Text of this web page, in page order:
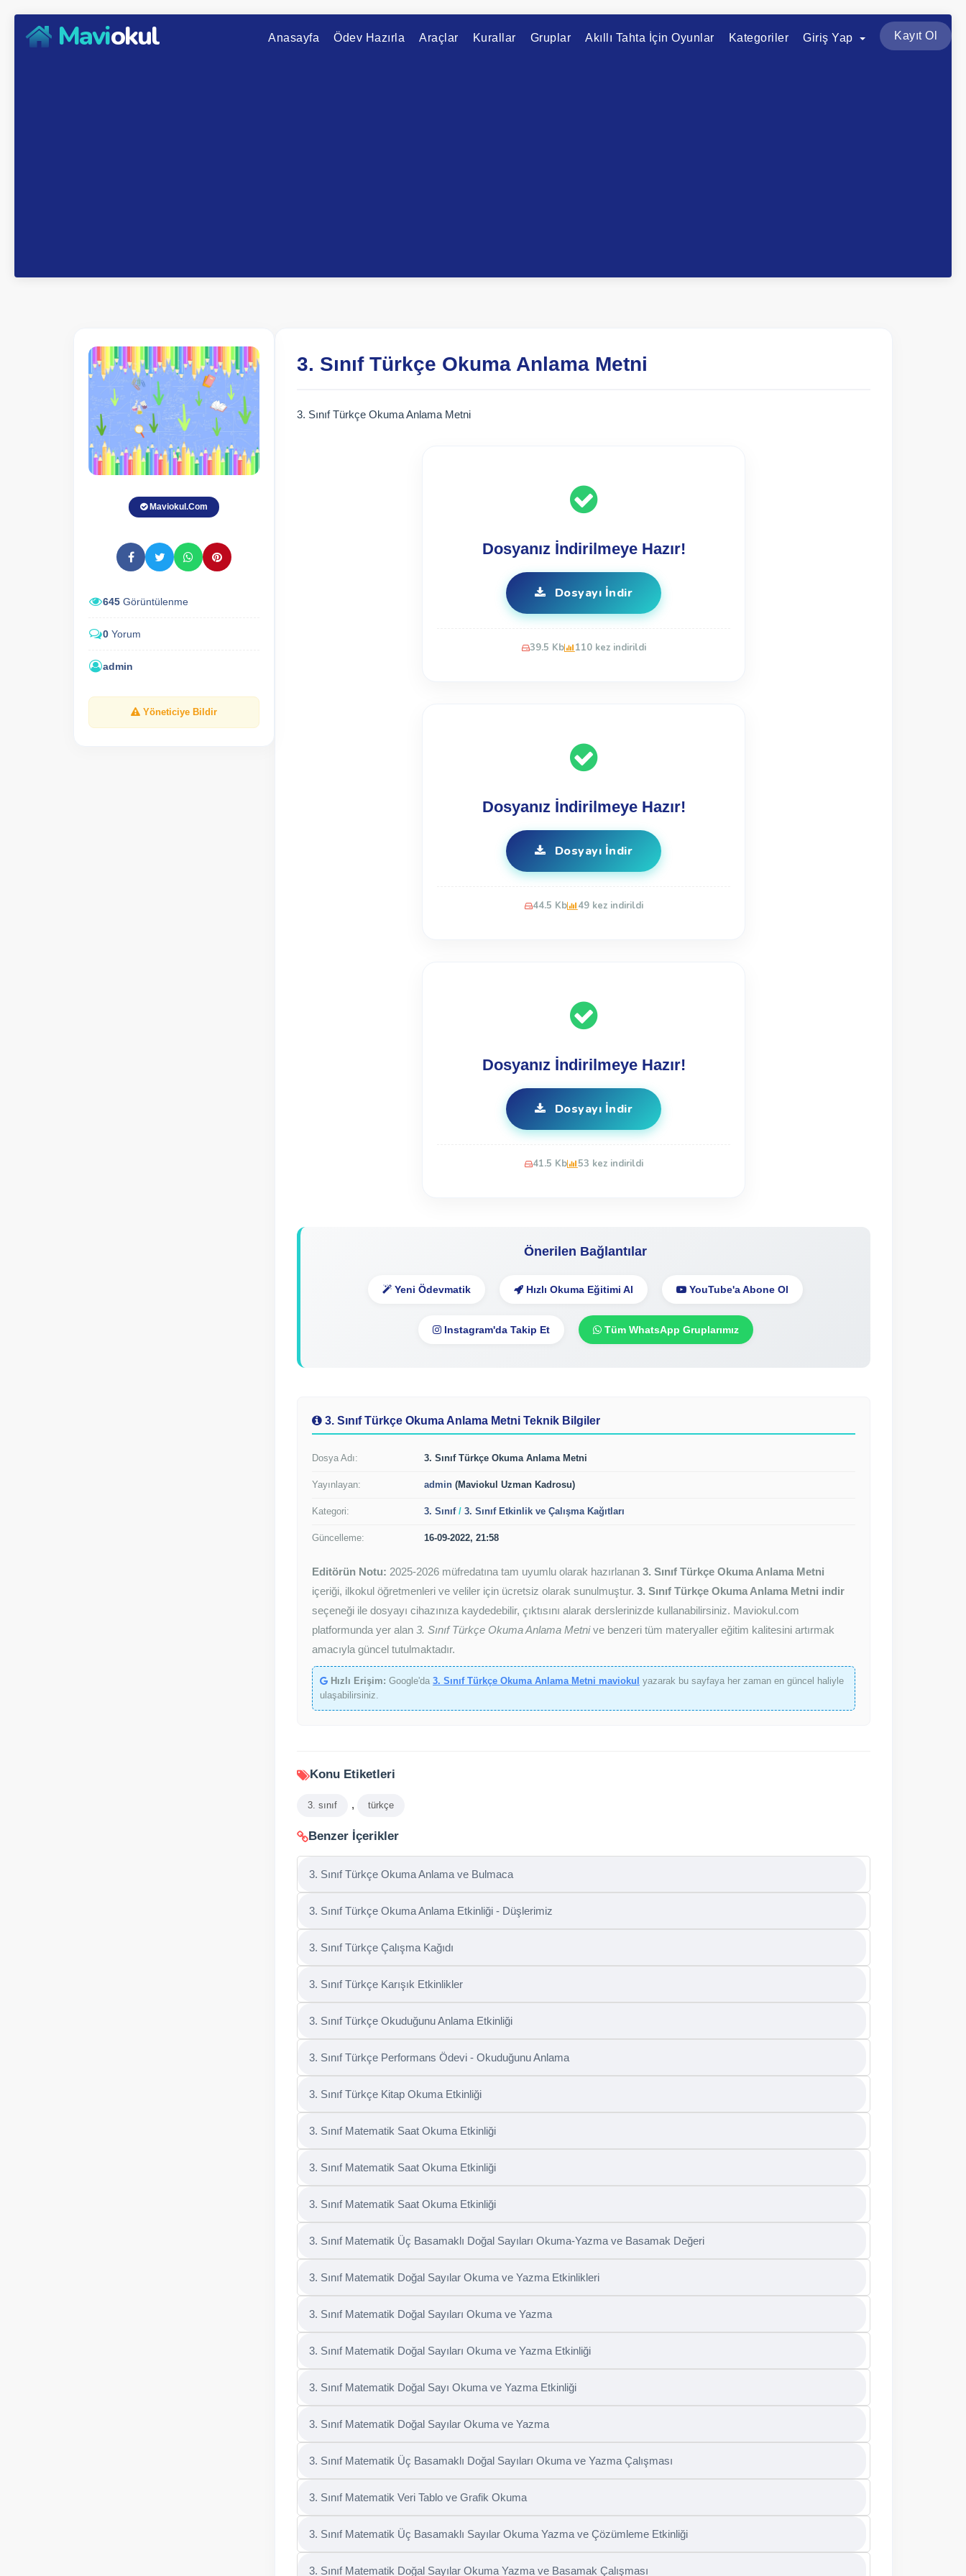
Maviokul Anasayfa Ödev Hazırla Araçlar Kurallar Gruplar Akıllı Tahta İçin Oyunlar Kategoriler Giriş Yap Kayıt Ol
Maviokul.Com
645 Görüntülenme
0 Yorum
admin
Yöneticiye Bildir
3. Sınıf Türkçe Okuma Anlama Metni
3. Sınıf Türkçe Okuma Anlama Metni
Dosyanız İndirilmeye Hazır!
Dosyayı İndir
39.5 Kb 110 kez indirildi
Dosyanız İndirilmeye Hazır!
Dosyayı İndir
44.5 Kb 49 kez indirildi
Dosyanız İndirilmeye Hazır!
Dosyayı İndir
41.5 Kb 53 kez indirildi
Önerilen Bağlantılar
Yeni Ödevmatik Hızlı Okuma Eğitimi Al YouTube'a Abone Ol
Instagram'da Takip Et Tüm WhatsApp Gruplarımız
3. Sınıf Türkçe Okuma Anlama Metni Teknik Bilgiler
Dosya Adı: 3. Sınıf Türkçe Okuma Anlama Metni
Yayınlayan: admin (Maviokul Uzman Kadrosu)
Kategori: 3. Sınıf/ 3. Sınıf Etkinlik ve Çalışma Kağıtları
Güncelleme: 16-09-2022, 21:58
Editörün Notu: 2025-2026 müfredatına tam uyumlu olarak hazırlanan 3. Sınıf Türkçe Okuma Anlama Metni
içeriği, ilkokul öğretmenleri ve veliler için ücretsiz olarak sunulmuştur. 3. Sınıf Türkçe Okuma Anlama Metni indir
seçeneği ile dosyayı cihazınıza kaydedebilir, çıktısını alarak derslerinizde kullanabilirsiniz. Maviokul.com
platformunda yer alan 3. Sınıf Türkçe Okuma Anlama Metnive benzeri tüm materyaller eğitim kalitesini artırmak
amacıyla güncel tutulmaktadır.
Hızlı Erişim: Google'da 3. Sınıf Türkçe Okuma Anlama Metni maviokul yazarak bu sayfaya her zaman en güncel haliyle
ulaşabilirsiniz.
Konu Etiketleri
3. sınıf , türkçe
Benzer İçerikler
3. Sınıf Türkçe Okuma Anlama ve Bulmaca
3. Sınıf Türkçe Okuma Anlama Etkinliği - Düşlerimiz
3. Sınıf Türkçe Çalışma Kağıdı
3. Sınıf Türkçe Karışık Etkinlikler
3. Sınıf Türkçe Okuduğunu Anlama Etkinliği
3. Sınıf Türkçe Performans Ödevi - Okuduğunu Anlama
3. Sınıf Türkçe Kitap Okuma Etkinliği
3. Sınıf Matematik Saat Okuma Etkinliği
3. Sınıf Matematik Saat Okuma Etkinliği
3. Sınıf Matematik Saat Okuma Etkinliği
3. Sınıf Matematik Üç Basamaklı Doğal Sayıları Okuma-Yazma ve Basamak Değeri
3. Sınıf Matematik Doğal Sayılar Okuma ve Yazma Etkinlikleri
3. Sınıf Matematik Doğal Sayıları Okuma ve Yazma
3. Sınıf Matematik Doğal Sayıları Okuma ve Yazma Etkinliği
3. Sınıf Matematik Doğal Sayı Okuma ve Yazma Etkinliği
3. Sınıf Matematik Doğal Sayılar Okuma ve Yazma
3. Sınıf Matematik Üç Basamaklı Doğal Sayıları Okuma ve Yazma Çalışması
3. Sınıf Matematik Veri Tablo ve Grafik Okuma
3. Sınıf Matematik Üç Basamaklı Sayılar Okuma Yazma ve Çözümleme Etkinliği
3. Sınıf Matematik Doğal Sayılar Okuma Yazma ve Basamak Çalışması